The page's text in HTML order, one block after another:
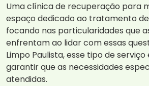
Uma clínica de recuperação para
espaço dedicado ao tratamento
focando nas particularidades que
enfrentam ao lidar com essas
Limpo Paulista, esse tipo de
garantir que as necessidades
atendidas.